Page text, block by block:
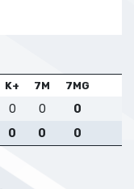
K+ 7M 7MG
0 0
0
0 0 0